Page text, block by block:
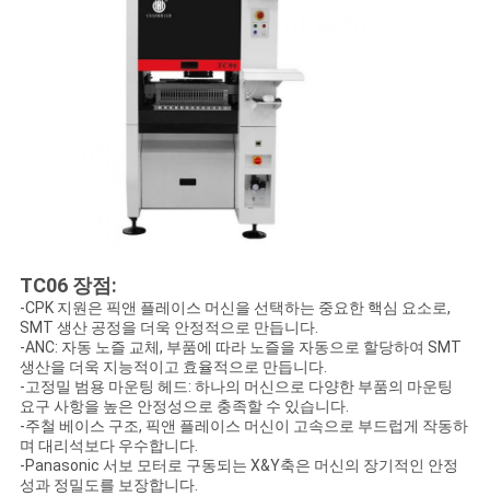
TC06 장점:
-CPK 지원은 픽앤 플레이스 머신을 선택하는 중요한 핵심 요소로,
SMT 생산 공정을 더욱 안정적으로 만듭니다.
-ANC: 자동 노즐 교체, 부품에 따라 노즐을 자동으로 할당하여 SMT
생산을 더욱 지능적이고 효율적으로 만듭니다.
-고정밀 범용 마운팅 헤드: 하나의 머신으로 다양한 부품의 마운팅
요구 사항을 높은 안정성으로 충족할 수 있습니다.
-주철 베이스 구조, 픽앤 플레이스 머신이 고속으로 부드럽게 작동하
며 대리석보다 우수합니다.
-Panasonic 서보 모터로 구동되는 X&Y축은 머신의 장기적인 안정
성과 정밀도를 보장합니다.